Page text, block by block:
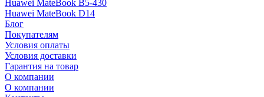
Huawei MateBook B5-430
Huawei MateBook D14
Блог
Покупателям
Условия оплаты
Условия доставки
Гарантия на товар
О компании
О компании